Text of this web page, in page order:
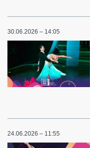
30.06.2026 – 14:05
24.06.2026 – 11:55